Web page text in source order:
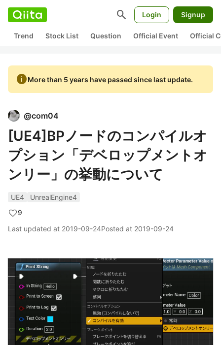
search Login Signup
Trend Stock List Question Official Event Official
infoMore than 5 years have passed since last update.
@com04
[UE4]BPノードのコンパイルオ
プション「デベロップメントオ
ンリー」の挙動について
UE4
UnrealEngine4
9
Last updated at 2019-09-24Posted at 2019-09-24